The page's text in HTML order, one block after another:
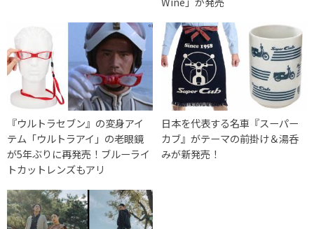
『ウルトラセブン』の変身アイ
テム「ウルトラアイ」の老眼鏡
が5年ぶりに再発売！ブルーライ
トカットレンズもアリ
日本を代表する名車『スーパー
カブ』がテーマの前掛け＆湯呑
みが新発売！